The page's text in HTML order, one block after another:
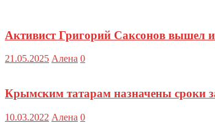
Активист Григорий Саксонов вышел
21.05.2025 Алена 0
Крымским татарам назначены сроки
10.03.2022 Алена 0